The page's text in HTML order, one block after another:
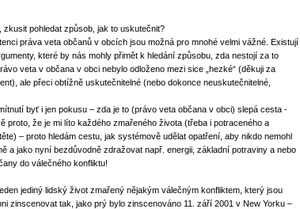
zkusit pohledat způsob, jak to uskutečnit?
práva veta občanů v obcích jsou možná pro mnohé velmi vážné. Existují
které by nás mohly přimět k hledání způsobu, zda nestojí za to
veta v občana v obci nebylo odloženo mezi sice „hezké“ (děkuji za
ale přeci obtížně uskutečnitelné (nebo dokonce neuskutečnitelné,
byť i jen pokusu – zda je to (právo veta občana v obci) slepá cesta -
proto, že je mi líto každého zmařeného života (třeba i potraceného a
– proto hledám cestu, jak systémově udělat opatření, aby nikdo nemohl
a jako nyní bezdůvodně zdražovat např. energii, základní potraviny a nebo
do válečného konfliktu!
jediný lidský život zmařený nějakým válečným konfliktem, který jsou
zinscenovat tak, jako prý bylo zinscenováno 11. září 2001 v New Yorku –